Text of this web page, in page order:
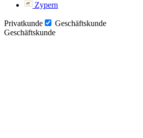
Zypern
Privatkunde
Geschäftskunde
Geschäftskunde